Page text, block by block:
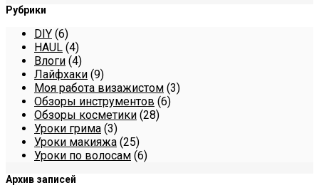
Рубрики
DIY (6)
HAUL (4)
Влоги (4)
Лайфхаки (9)
Моя работа визажистом (3)
Обзоры инструментов (6)
Обзоры косметики (28)
Уроки грима (3)
Уроки макияжа (25)
Уроки по волосам (6)
Архив записей